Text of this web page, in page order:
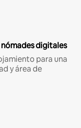
digitales
para una
y área de